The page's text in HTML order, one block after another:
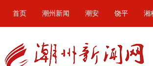
首页 潮州新闻 潮安 饶平 湘